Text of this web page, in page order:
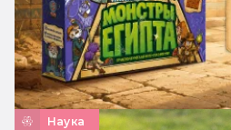
Наука